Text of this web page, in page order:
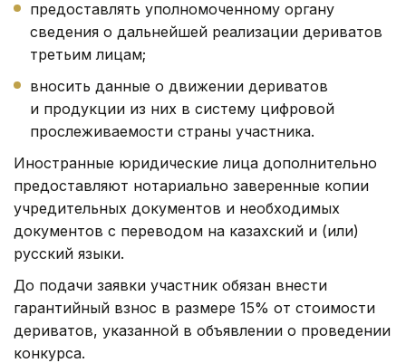
предоставлять уполномоченному органу
сведения о дальнейшей реализации дериватов
третьим лицам;
вносить данные о движении дериватов
и продукции из них в систему цифровой
прослеживаемости страны участника.
Иностранные юридические лица дополнительно
предоставляют нотариально заверенные копии
учредительных документов и необходимых
документов с переводом на казахский и (или)
русский языки.
До подачи заявки участник обязан внести
гарантийный взнос в размере 15% от стоимости
дериватов, указанной в объявлении о проведении
конкурса.